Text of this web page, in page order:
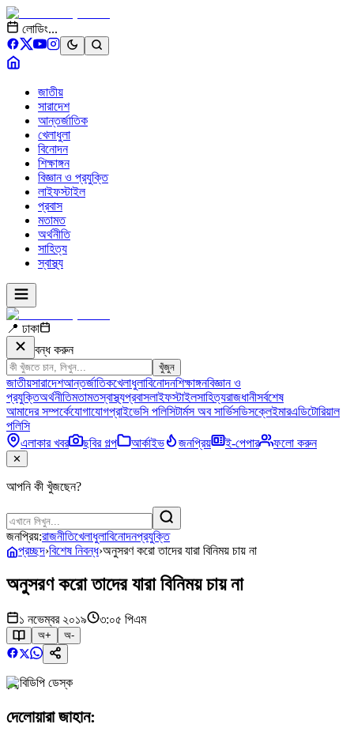
লোডিং...
জাতীয়
সারাদেশ
আন্তর্জাতিক
খেলাধুলা
বিনোদন
শিক্ষাঙ্গন
বিজ্ঞান ও প্রযুক্তি
লাইফস্টাইল
প্রবাস
মতামত
অর্থনীতি
সাহিত্য
স্বাস্থ্য
📍 ঢাকা
বন্ধ করুন
খুঁজুন
জাতীয়সারাদেশআন্তর্জাতিকখেলাধুলাবিনোদনশিক্ষাঙ্গনবিজ্ঞান ও
প্রযুক্তিঅর্থনীতিমতামতস্বাস্থ্যপ্রবাসলাইফস্টাইলসাহিত্যরাজধানীসর্বশেষ
আমাদের সম্পর্কেযোগাযোগপ্রাইভেসি পলিসিটার্মস অব সার্ভিসডিসক্লেইমারএডিটোরিয়াল
পলিসি
এলাকার খবর
ছবির গল্প আর্কাইভ জনপ্রিয় ই-পেপার ফলো করুন
✕
আপনি কী খুঁজছেন?
জনপ্রিয়:রাজনীতিখেলাধুলাবিনোদনপ্রযুক্তি
প্রচ্ছদ›বিশেষ নিবন্ধ›অনুসরণ করো তাদের যারা বিনিময় চায় না
অনুসরণ করো তাদের যারা বিনিময় চায় না
১ নভেম্বর ২০১৯ ৩:০৫ পিএম
অ+ অ-
বিডিপি ডেস্ক
দেলোয়ারা জাহান: